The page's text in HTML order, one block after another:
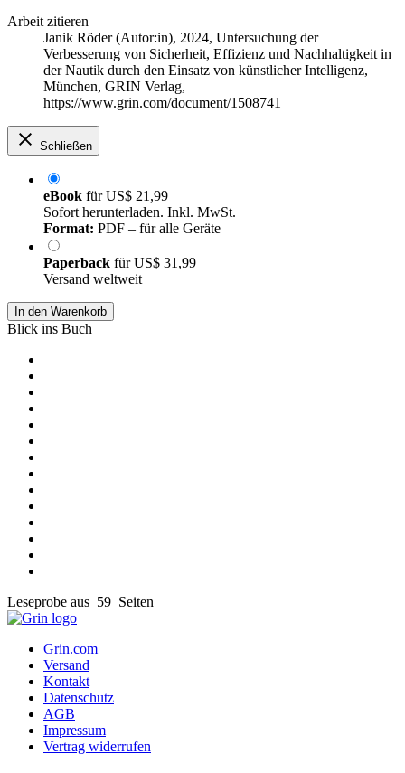
Arbeit zitieren
Janik Röder (Autor:in), 2024, Untersuchung der
Verbesserung von Sicherheit, Effizienz und Nachhaltigkeit in
der Nautik durch den Einsatz von künstlicher Intelligenz,
München, GRIN Verlag,
https://www.grin.com/document/1508741
Schließen
eBook fürUS$ 21,99
Sofort herunterladen. Inkl. MwSt.
Format: PDF – für alle Geräte
Paperback fürUS$ 31,99
Versand weltweit
In den Warenkorb
Blick ins Buch
Leseprobe aus 59 Seiten
Grin.com
Versand
Kontakt
Datenschutz
AGB
Impressum
Vertrag widerrufen